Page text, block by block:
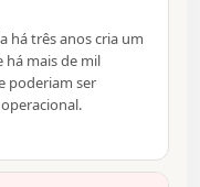
há três anos cria um
há mais de mil
poderiam ser